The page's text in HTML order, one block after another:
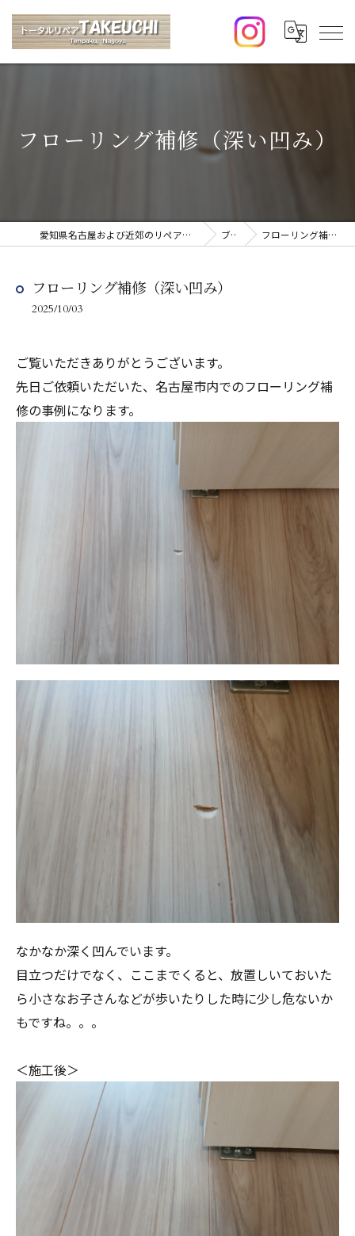
フローリング補修（深い凹み）
愛知県名古屋および近郊のリペアならトータルリペアTAKEUCHI ブログ フローリング補修（深い凹み）
フローリング補修（深い凹み）
2025/10/03
ご覧いただきありがとうございます。
先日ご依頼いただいた、名古屋市内でのフローリング補
修の事例になります。
なかなか深く凹んでいます。
目立つだけでなく、ここまでくると、放置しいておいた
ら小さなお子さんなどが歩いたりした時に少し危ないか
もですね。。。
＜施工後＞